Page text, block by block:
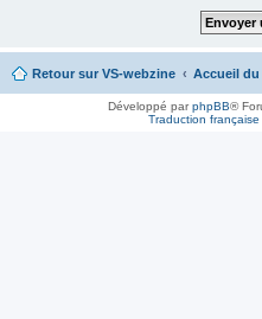
Retour sur VS-webzine Accueil
Développé parphpBB®
Traduction française